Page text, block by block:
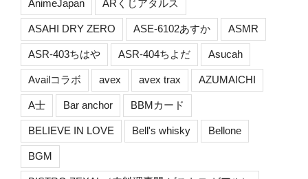
AnimeJapan ARくじアタルス
ASAHI DRY ZERO ASE-6102あすか ASMR
ASR-403ちはや ASR-404ちよだ Asucah
Availコラボ avex avex trax AZUMAICHI
A士 Bar anchor BBMカード
BELIEVE IN LOVE Bell's whisky Bellone
BGM